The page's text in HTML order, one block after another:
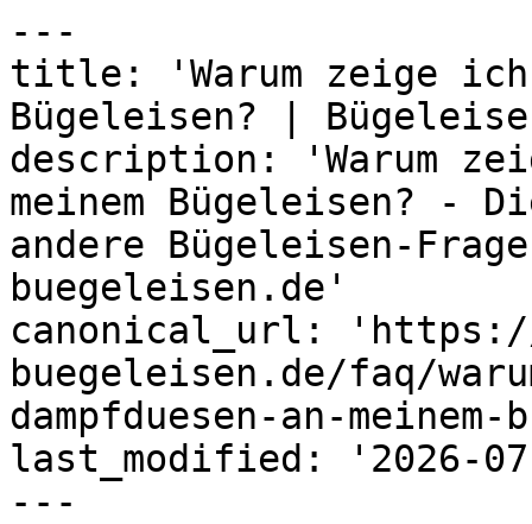
---
title: 'Warum zeige ich
Bügeleisen? |
description: 'Warum
meinem Bügeleisen? -
andere Bügeleisen-
buegeleisen.de'
canonical_url: 'https://
buegeleisen.de/faq/
dampfduesen-an-
last_modified: '2026-
---